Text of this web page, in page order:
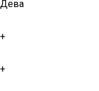
Дева
+
+